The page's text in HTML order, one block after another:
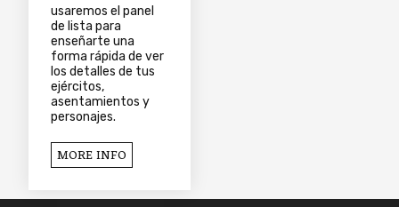
usaremos el panel
de lista para
enseñarte una
forma rápida de ver
los detalles de tus
ejércitos,
asentamientos y
personajes.
MORE INFO